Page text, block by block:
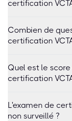
certification
Combien de
certification
Quel est le
certification
L'examen de
non surveillé ?